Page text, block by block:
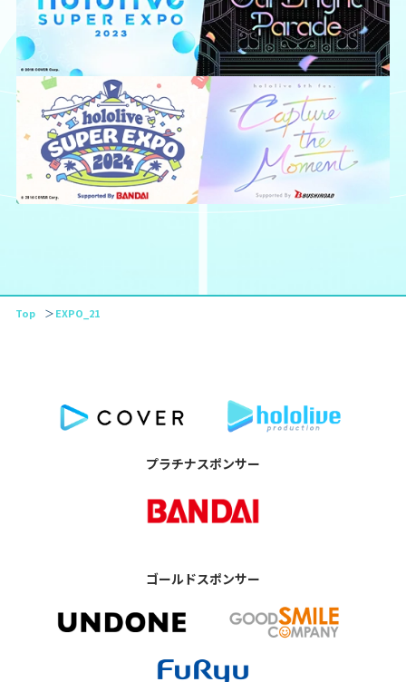
Top EXPO_21
プラチナスポンサー
ゴールドスポンサー